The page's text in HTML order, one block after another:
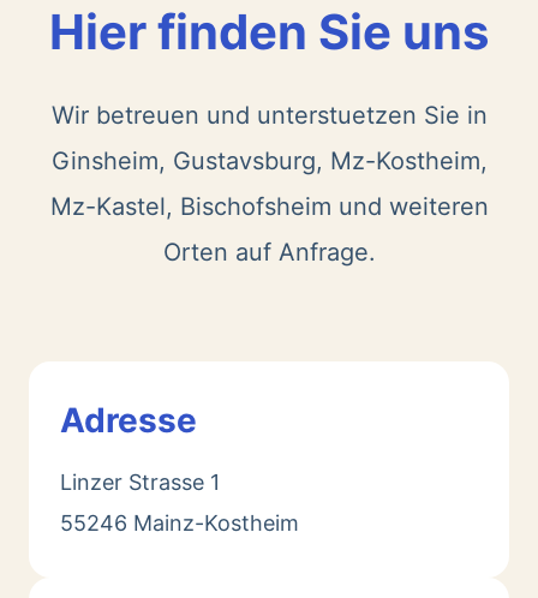
Hier finden Sie uns
Wir betreuen und unterstuetzen Sie in
Ginsheim, Gustavsburg, Mz-Kostheim,
Mz-Kastel, Bischofsheim und weiteren
Orten auf Anfrage.
Adresse
Linzer Strasse 1
55246 Mainz-Kostheim